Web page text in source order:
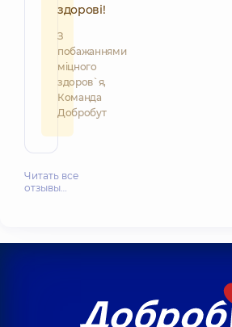
здорові!
З
побажаннями
міцного
здоров`я,
Команда
Добробут
Читать все
отзывы…